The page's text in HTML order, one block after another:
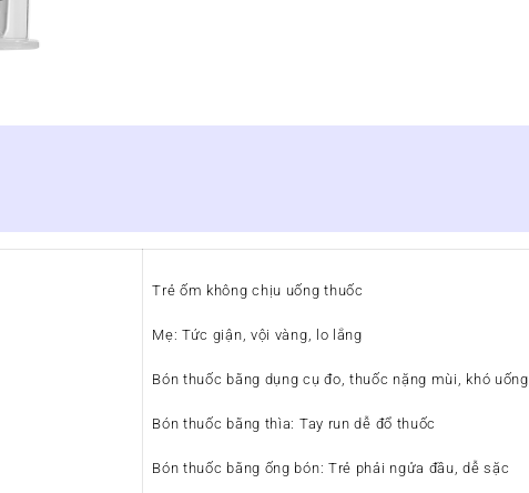
Trẻ ốm không chịu uống thuốc
Mẹ: Tức giận, vội vàng, lo lắng
Bón thuốc bằng dụng cụ đo, thuốc nặng mùi, khó uống
Bón thuốc bằng thìa: Tay run dễ đổ thuốc
Bón thuốc bằng ống bón: Trẻ phải ngửa đầu, dễ sặc